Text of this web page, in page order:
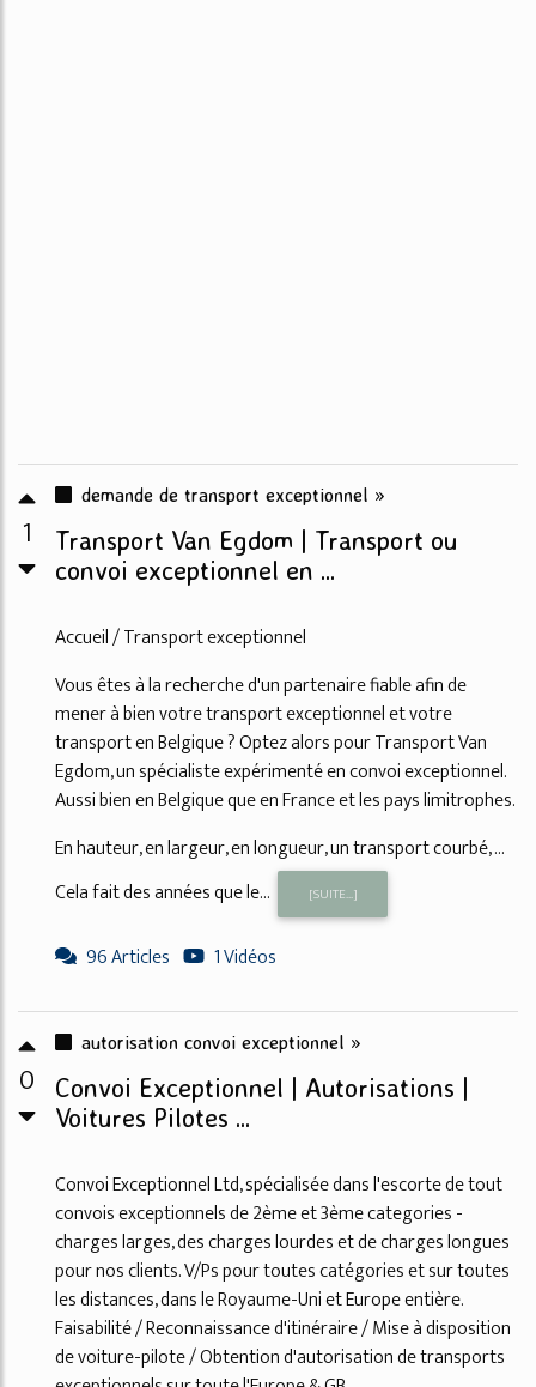
1
demande de transport exceptionnel »
Transport Van Egdom | Transport ou
convoi exceptionnel en ...
Accueil / Transport exceptionnel
Vous êtes à la recherche d'un partenaire fiable afin de
mener à bien votre transport exceptionnel et votre
transport en Belgique ? Optez alors pour Transport Van
Egdom, un spécialiste expérimenté en convoi exceptionnel.
Aussi bien en Belgique que en France et les pays limitrophes.
En hauteur, en largeur, en longueur, un transport courbé, ...
Cela fait des années que le...
[SUITE...]
96 Articles 1 Vidéos
0
autorisation convoi exceptionnel »
Convoi Exceptionnel | Autorisations |
Voitures Pilotes ...
Convoi Exceptionnel Ltd, spécialisée dans l'escorte de tout
convois exceptionnels de 2ème et 3ème categories -
charges larges, des charges lourdes et de charges longues
pour nos clients. V/Ps pour toutes catégories et sur toutes
les distances, dans le Royaume-Uni et Europe entière.
Faisabilité / Reconnaissance d'itinéraire / Mise à disposition
de voiture-pilote / Obtention d'autorisation de transports